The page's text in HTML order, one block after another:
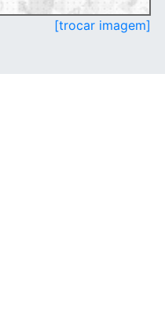
[trocar imagem]